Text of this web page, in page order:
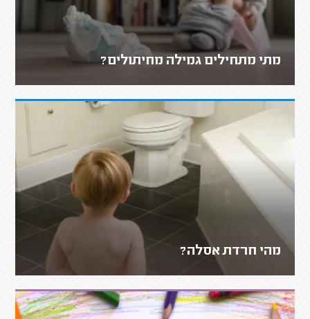
מתי מתחילים גמילה מחיתולים?
מהי חרדת אסלה?